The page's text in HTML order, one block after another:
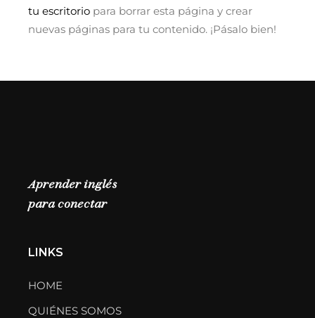
tu escritorio para borrar esta página y crear
nuevas páginas para tu contenido. ¡Pásalo bien!
Aprender inglés
para conectar
LINKS
HOME
QUIÉNES SOMOS